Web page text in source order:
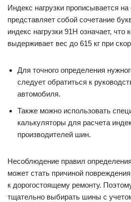
Индекс нагрузки прописывается
представляет собой сочетание
индекс нагрузки 91H означает, что
выдерживает вес до 615 кг при
Для точного определения
следует обратиться к
автомобиля.
Также можно использовать
калькуляторы для расчета
производителей шин.
Несоблюдение правил
может стать причиной
к дорогостоящему ремонту.
тщательно выбирать шины с